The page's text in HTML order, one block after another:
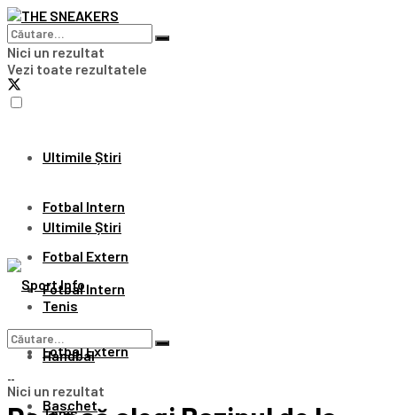
Nici un rezultat
Vezi toate rezultatele
Ultimile Știri
Fotbal Intern
Fotbal Extern
Tenis
Handbal
Baschet
Ultimile Știri
Fotbal Intern
Fotbal Extern
Nici un rezultat